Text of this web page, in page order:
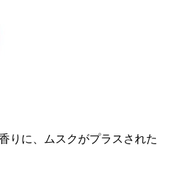
りに、ムスクがプラスされた